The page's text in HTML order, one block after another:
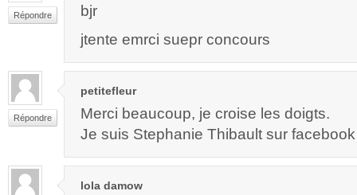
Répondre
bjr
jtente emrci suepr concours
Répondre
petitefleur
Merci beaucoup, je croise les doigts.
Je suis Stephanie Thibault sur facebook
lola damow